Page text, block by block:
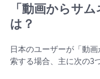
「動画からサ
は？
日本のユーザーが「動
索する場合、主に次の3